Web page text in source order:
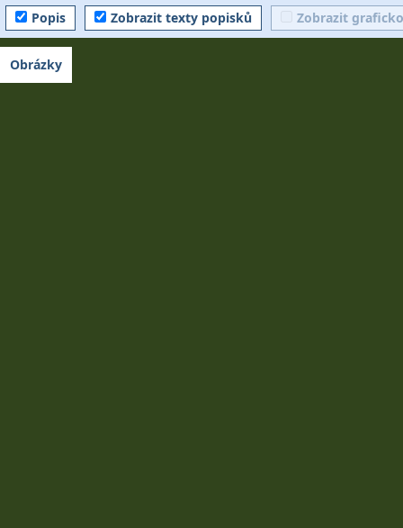
Popis Zobrazit texty popisků Zobrazit
Obrázky